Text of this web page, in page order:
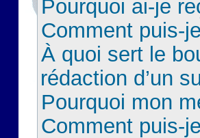
Pourquoi ai-je
Comment puis-
À quoi sert le
rédaction d’un
Pourquoi mon
Comment puis-